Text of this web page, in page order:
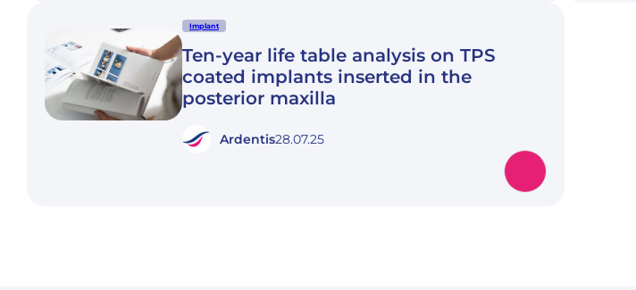
Implant
Ten-year life table analysis on TPS
coated implants inserted in the
posterior maxilla
Ardentis28.07.25